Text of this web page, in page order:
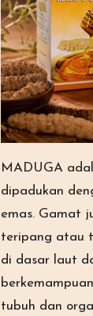
MADUGA
dipadukan
emas. Gamat
teripang atau
di dasar laut
tubuh dan